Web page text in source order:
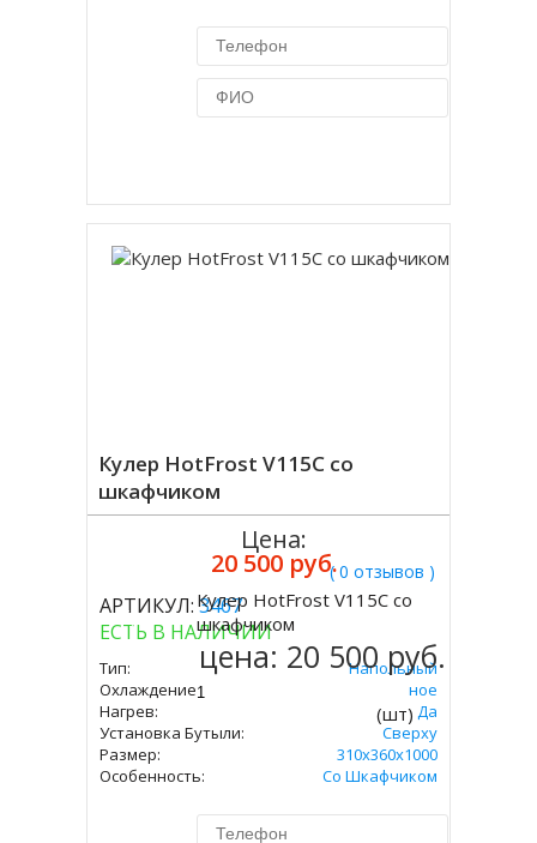
Кулер HotFrost V115C со
шкафчиком
( 0 отзывов )
АРТИКУЛ:3467
ЕСТЬ В НАЛИЧИИ
Тип:
Напольный
Охлаждение:
Компрессорное
Нагрев:
Да
Установка Бутыли:
Сверху
Размер:
310х360х1000
Особенность:
Со Шкафчиком
Цена:
20 500 руб.
Купить
Кулер HotFrost V115C со
шкафчиком
цена: 20 500 руб.
(шт)